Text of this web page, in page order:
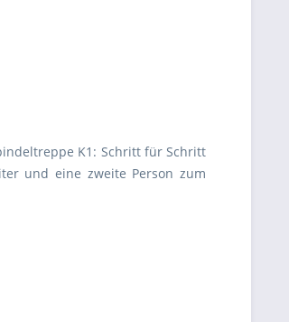
K1: Schritt für Schritt
und eine zweite Person zum